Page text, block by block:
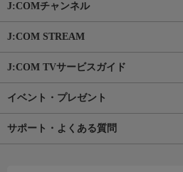
J:COMチャンネル
J:COM STREAM
J:COM TVサービスガイド
イベント・プレゼント
サポート・よくある質問